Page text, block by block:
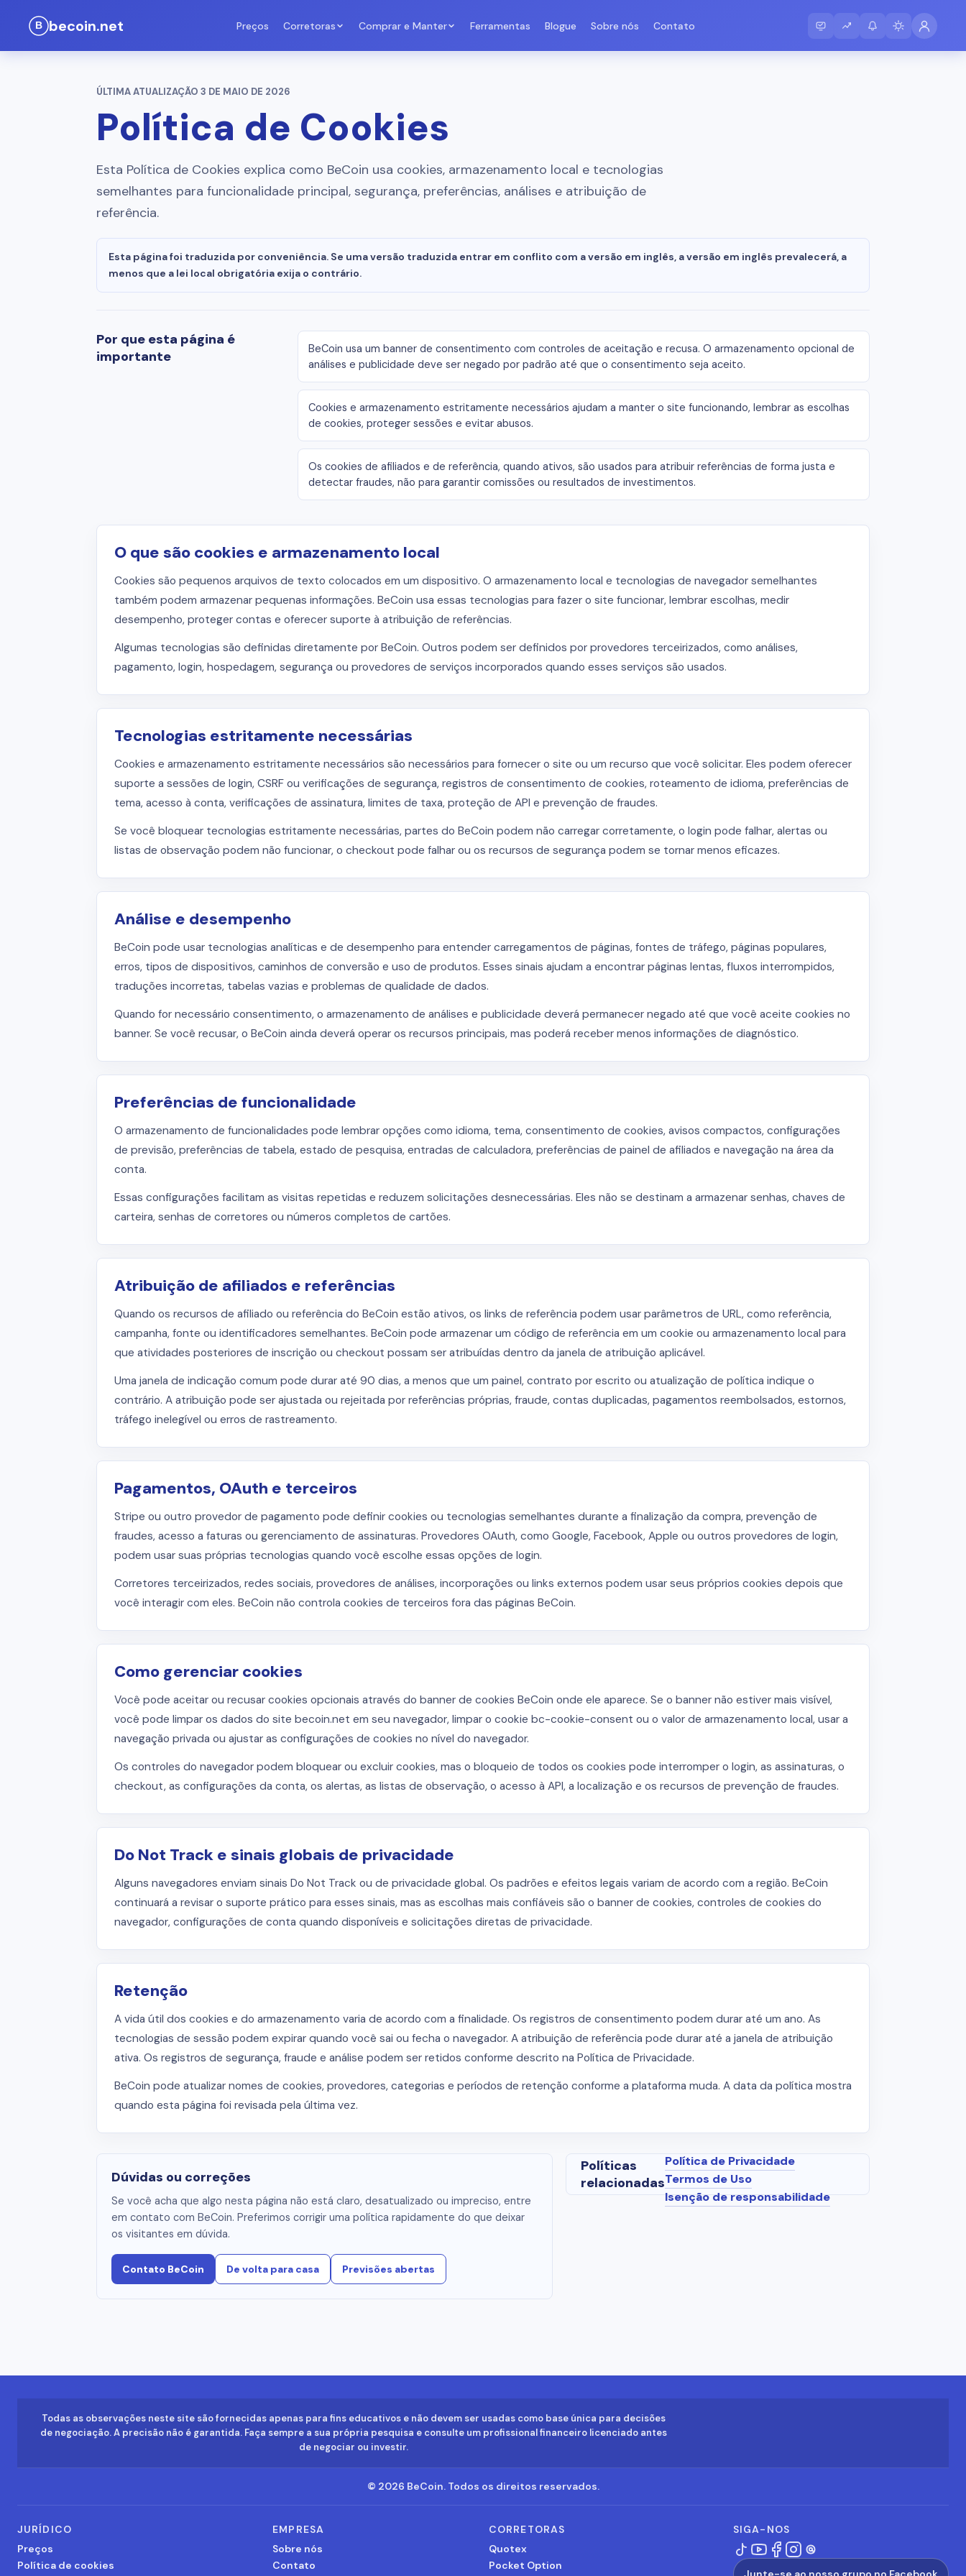
becoin.net Preços Corretoras Comprar e Manter Ferramentas Blogue Sobre nós Contato
ÚLTIMA ATUALIZAÇÃO 3 DE MAIO DE 2026
Política de Cookies
Esta Política de Cookies explica como BeCoin usa cookies, armazenamento local e tecnologias
semelhantes para funcionalidade principal, segurança, preferências, análises e atribuição de
referência.
Esta página foi traduzida por conveniência. Se uma versão traduzida entrar em conflito com a versão em inglês, a versão em inglês prevalecerá, a
menos que a lei local obrigatória exija o contrário.
Por que esta página é
importante
BeCoin usa um banner de consentimento com controles de aceitação e recusa. O armazenamento opcional de
análises e publicidade deve ser negado por padrão até que o consentimento seja aceito.
Cookies e armazenamento estritamente necessários ajudam a manter o site funcionando, lembrar as escolhas
de cookies, proteger sessões e evitar abusos.
Os cookies de afiliados e de referência, quando ativos, são usados para atribuir referências de forma justa e
detectar fraudes, não para garantir comissões ou resultados de investimentos.
O que são cookies e armazenamento local
Cookies são pequenos arquivos de texto colocados em um dispositivo. O armazenamento local e tecnologias de navegador semelhantes
também podem armazenar pequenas informações. BeCoin usa essas tecnologias para fazer o site funcionar, lembrar escolhas, medir
desempenho, proteger contas e oferecer suporte à atribuição de referências.
Algumas tecnologias são definidas diretamente por BeCoin. Outros podem ser definidos por provedores terceirizados, como análises,
pagamento, login, hospedagem, segurança ou provedores de serviços incorporados quando esses serviços são usados.
Tecnologias estritamente necessárias
Cookies e armazenamento estritamente necessários são necessários para fornecer o site ou um recurso que você solicitar. Eles podem oferecer
suporte a sessões de login, CSRF ou verificações de segurança, registros de consentimento de cookies, roteamento de idioma, preferências de
tema, acesso à conta, verificações de assinatura, limites de taxa, proteção de API e prevenção de fraudes.
Se você bloquear tecnologias estritamente necessárias, partes do BeCoin podem não carregar corretamente, o login pode falhar, alertas ou
listas de observação podem não funcionar, o checkout pode falhar ou os recursos de segurança podem se tornar menos eficazes.
Análise e desempenho
BeCoin pode usar tecnologias analíticas e de desempenho para entender carregamentos de páginas, fontes de tráfego, páginas populares,
erros, tipos de dispositivos, caminhos de conversão e uso de produtos. Esses sinais ajudam a encontrar páginas lentas, fluxos interrompidos,
traduções incorretas, tabelas vazias e problemas de qualidade de dados.
Quando for necessário consentimento, o armazenamento de análises e publicidade deverá permanecer negado até que você aceite cookies no
banner. Se você recusar, o BeCoin ainda deverá operar os recursos principais, mas poderá receber menos informações de diagnóstico.
Preferências de funcionalidade
O armazenamento de funcionalidades pode lembrar opções como idioma, tema, consentimento de cookies, avisos compactos, configurações
de previsão, preferências de tabela, estado de pesquisa, entradas de calculadora, preferências de painel de afiliados e navegação na área da
conta.
Essas configurações facilitam as visitas repetidas e reduzem solicitações desnecessárias. Eles não se destinam a armazenar senhas, chaves de
carteira, senhas de corretores ou números completos de cartões.
Atribuição de afiliados e referências
Quando os recursos de afiliado ou referência do BeCoin estão ativos, os links de referência podem usar parâmetros de URL, como referência,
campanha, fonte ou identificadores semelhantes. BeCoin pode armazenar um código de referência em um cookie ou armazenamento local para
que atividades posteriores de inscrição ou checkout possam ser atribuídas dentro da janela de atribuição aplicável.
Uma janela de indicação comum pode durar até 90 dias, a menos que um painel, contrato por escrito ou atualização de política indique o
contrário. A atribuição pode ser ajustada ou rejeitada por referências próprias, fraude, contas duplicadas, pagamentos reembolsados, estornos,
tráfego inelegível ou erros de rastreamento.
Pagamentos, OAuth e terceiros
Stripe ou outro provedor de pagamento pode definir cookies ou tecnologias semelhantes durante a finalização da compra, prevenção de
fraudes, acesso a faturas ou gerenciamento de assinaturas. Provedores OAuth, como Google, Facebook, Apple ou outros provedores de login,
podem usar suas próprias tecnologias quando você escolhe essas opções de login.
Corretores terceirizados, redes sociais, provedores de análises, incorporações ou links externos podem usar seus próprios cookies depois que
você interagir com eles. BeCoin não controla cookies de terceiros fora das páginas BeCoin.
Como gerenciar cookies
Você pode aceitar ou recusar cookies opcionais através do banner de cookies BeCoin onde ele aparece. Se o banner não estiver mais visível,
você pode limpar os dados do site becoin.net em seu navegador, limpar o cookie bc-cookie-consent ou o valor de armazenamento local, usar a
navegação privada ou ajustar as configurações de cookies no nível do navegador.
Os controles do navegador podem bloquear ou excluir cookies, mas o bloqueio de todos os cookies pode interromper o login, as assinaturas, o
checkout, as configurações da conta, os alertas, as listas de observação, o acesso à API, a localização e os recursos de prevenção de fraudes.
Do Not Track e sinais globais de privacidade
Alguns navegadores enviam sinais Do Not Track ou de privacidade global. Os padrões e efeitos legais variam de acordo com a região. BeCoin
continuará a revisar o suporte prático para esses sinais, mas as escolhas mais confiáveis ​​são o banner de cookies, controles de cookies do
navegador, configurações de conta quando disponíveis e solicitações diretas de privacidade.
Retenção
A vida útil dos cookies e do armazenamento varia de acordo com a finalidade. Os registros de consentimento podem durar até um ano. As
tecnologias de sessão podem expirar quando você sai ou fecha o navegador. A atribuição de referência pode durar até a janela de atribuição
ativa. Os registros de segurança, fraude e análise podem ser retidos conforme descrito na Política de Privacidade.
BeCoin pode atualizar nomes de cookies, provedores, categorias e períodos de retenção conforme a plataforma muda. A data da política mostra
quando esta página foi revisada pela última vez.
Dúvidas ou correções
Se você acha que algo nesta página não está claro, desatualizado ou impreciso, entre
em contato com BeCoin. Preferimos corrigir uma política rapidamente do que deixar
os visitantes em dúvida.
Contato BeCoin De volta para casa Previsões abertas
Políticas
relacionadas
Política de Privacidade
Termos de Uso
Isenção de responsabilidade
Todas as observações neste site são fornecidas apenas para fins educativos e não devem ser usadas como base única para decisões
de negociação. A precisão não é garantida. Faça sempre a sua própria pesquisa e consulte um profissional financeiro licenciado antes
de negociar ou investir.
© 2026 BeCoin. Todos os direitos reservados.
JURÍDICO
Preços
Política de cookies
EMPRESA
Sobre nós
Contato
CORRETORAS
Quotex
Pocket Option
SIGA-NOS